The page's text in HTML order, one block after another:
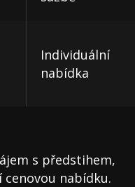
Individuální
nabídka
s předstihem,
nabídku.